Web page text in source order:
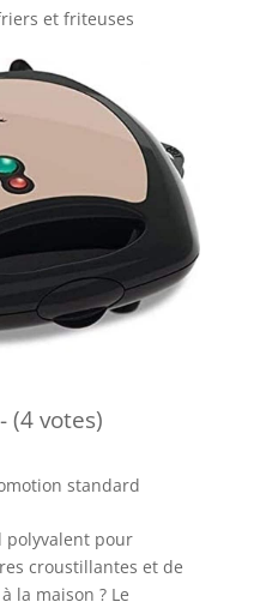
et friteuses
(4 votes)
polyvalent pour
croustillantes et de
la maison ? Le